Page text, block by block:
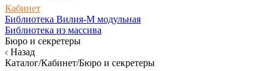
Кабинет
Библиотека Вилия-М модульная
Библиотека из массива
Бюро и секретеры
Назад
Каталог/Кабинет/Бюро и секретеры